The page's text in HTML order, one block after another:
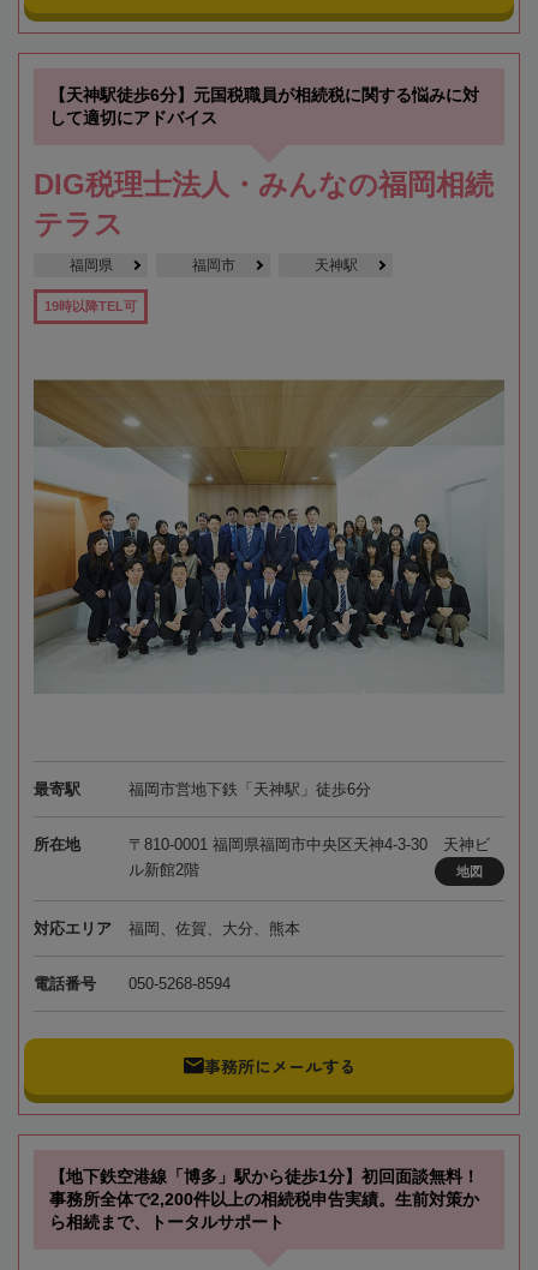
【天神駅徒歩6分】元国税職員が相続税に関する悩みに対
して適切にアドバイス
DIG税理士法人・みんなの福岡相続
テラス
福岡県 福岡市 天神駅
19時以降TEL可
最寄駅 福岡市営地下鉄「天神駅」徒歩6分
所在地
〒810-0001 福岡県福岡市中央区天神4-3-30 天神ビ
ル新館2階
地図
対応エリア 福岡、佐賀、大分、熊本
電話番号 050-5268-8594
事務所にメールする
【地下鉄空港線「博多」駅から徒歩1分】初回面談無料！
事務所全体で2,200件以上の相続税申告実績。生前対策か
ら相続まで、トータルサポート